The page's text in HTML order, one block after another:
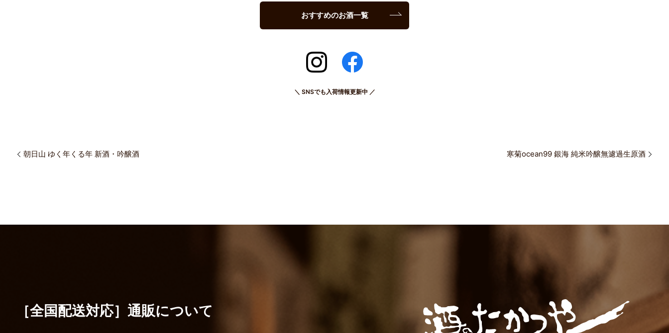
おすすめのお酒一覧
＼ SNSでも入荷情報更新中 ／
朝日山 ゆく年くる年 新酒・吟醸酒 寒菊ocean99 銀海 純米吟醸無濾過生原酒
［全国配送対応］ 通販について